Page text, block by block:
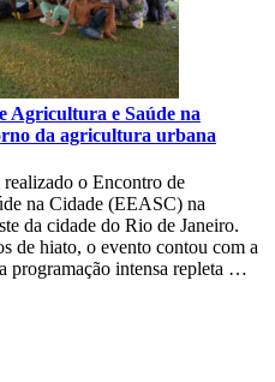
Agricultura e Saúde na
da agricultura urbana
o Encontro de
na Cidade (EEASC) na
da cidade do Rio de Janeiro.
de hiato, o evento contou com a
programação intensa repleta …